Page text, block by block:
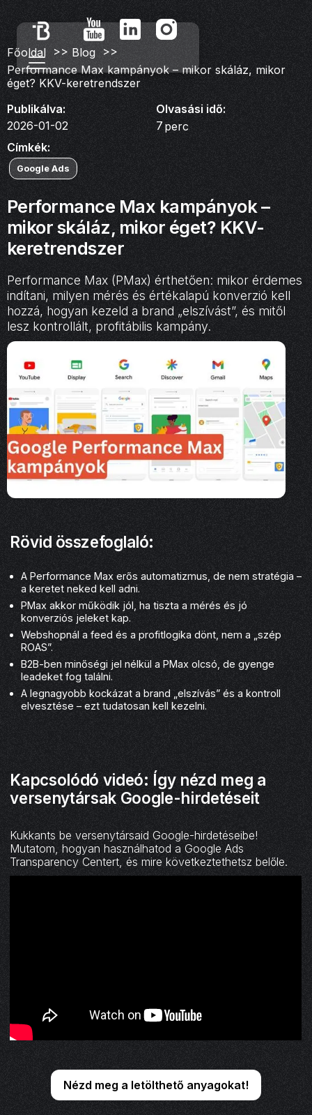
Főoldal >> Blog >>
Performance Max kampányok – mikor skáláz, mikor
éget? KKV-keretrendszer
Publikálva:
2026-01-02
Olvasási idő:
7 perc
Címkék:
Google Ads
Performance Max kampányok –
mikor skáláz, mikor éget? KKV-
keretrendszer
Performance Max (PMax) érthetően: mikor érdemes
indítani, milyen mérés és értékalapú konverzió kell
hozzá, hogyan kezeld a brand „elszívást”, és mitől
lesz kontrollált, profitábilis kampány.
Rövid összefoglaló:
A Performance Max erős automatizmus, de nem stratégia –
a keretet neked kell adni.
PMax akkor működik jól, ha tiszta a mérés és jó
konverziós jeleket kap.
Webshopnál a feed és a profitlogika dönt, nem a „szép
ROAS”.
B2B-ben minőségi jel nélkül a PMax olcsó, de gyenge
leadeket fog találni.
A legnagyobb kockázat a brand „elszívás” és a kontroll
elvesztése – ezt tudatosan kell kezelni.
Kapcsolódó videó: Így nézd meg a
versenytársak Google-hirdetéseit
Kukkants be versenytársaid Google-hirdetéseibe!
Mutatom, hogyan használhatod a Google Ads
Transparency Centert, és mire következtethetsz belőle.
Nézd meg a letölthető anyagokat!